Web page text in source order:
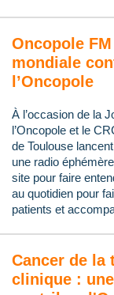
Oncopole
mondiale
l’Oncopole
À l’occasion de la
l’Oncopole et le
de Toulouse
une radio
site pour faire
au quotidien pour
patients et
Cancer de la
clinique :